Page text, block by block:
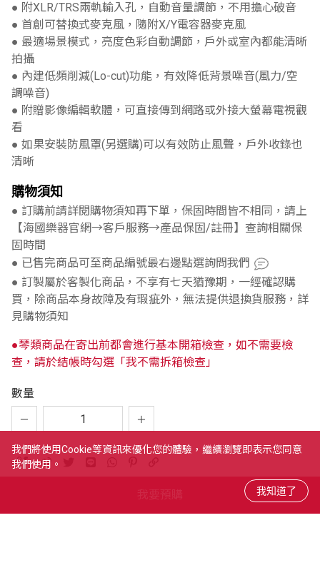
● 附XLR/TRS兩軌輸入孔，自動音量調節，不用擔心破音
● 首創可替換式麥克風，隨附X/Y電容器麥克風
● 最適場景模式，亮度色彩自動調節，戶外或室內都能清晰
拍攝
● 內建低頻削減(Lo-cut)功能，有效降低背景噪音(風力/空
調噪音)
● 附贈影像編輯軟體，可直接傳到網路或外接大螢幕電視觀
看
● 如果安裝防風罩(另選購)可以有效防止風聲，戶外收錄也
清晰
購物須知
● 訂購前請詳閱購物須知再下單，保固時間皆不相同，請上
【海國樂器官網→客戶服務→產品保固/註冊】查詢相關保
固時間
● 已售完商品可至商品編號最右邊點選詢問我們
● 訂製屬於客製化商品，不享有七天猶豫期，一經確認購
買，除商品本身故障及有瑕疵外，無法提供退換貨服務，詳
見購物須知
●琴類商品在寄出前都會進行基本開箱檢查，如不需要檢
查，請於結帳時勾選「我不需拆箱檢查」
數量
我要預購
我們將使用cookie等資訊來優化您的體驗，繼續瀏覽即表示您同意
我們使用。